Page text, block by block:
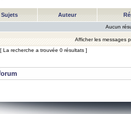
Sujets Auteur
Aucun
Afficher les messages
[ La recherche a trouvée 0 résultats ]